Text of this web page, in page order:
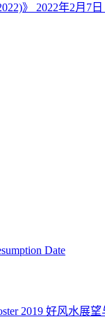
》 2022年2月7